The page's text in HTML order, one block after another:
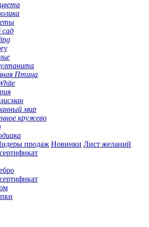
Птица
мир
кружево
продаж Новинки Лист желаний